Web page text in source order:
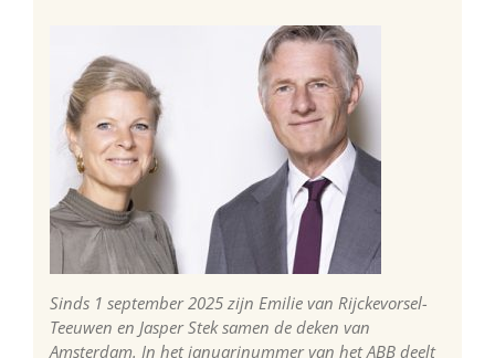
Sinds 1 september 2025 zijn Emilie van Rijckevorsel-
Teeuwen en Jasper Stek samen de deken van
Amsterdam. In het januarinummer van het ABB deelt